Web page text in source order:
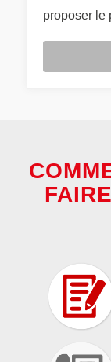
proposer le